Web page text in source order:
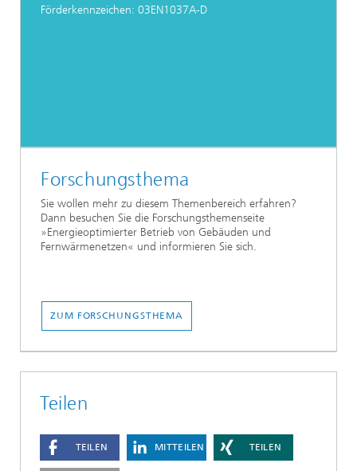
Förderkennzeichen: 03EN1037A-D
Forschungsthema
Sie wollen mehr zu diesem Themenbereich erfahren?
Dann besuchen Sie die Forschungsthemenseite
»Energieoptimierter Betrieb von Gebäuden und
Fernwärmenetzen« und informieren Sie sich.
ZUM FORSCHUNGSTHEMA
Teilen
TEILEN MITTEILEN TEILEN